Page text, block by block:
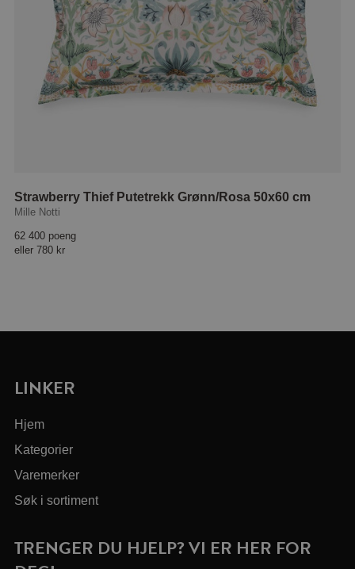
Strawberry Thief Putetrekk Grønn/Rosa 50x60 cm
Mille Notti
62 400 poeng
eller 780 kr
LINKER
Hjem
Kategorier
Varemerker
Søk i sortiment
TRENGER DU HJELP? VI ER HER FOR